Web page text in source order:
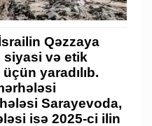
Qəzzaya
siyasi və etik
yaradılıb.
Sarayevoda,
isə 2025-ci ilin